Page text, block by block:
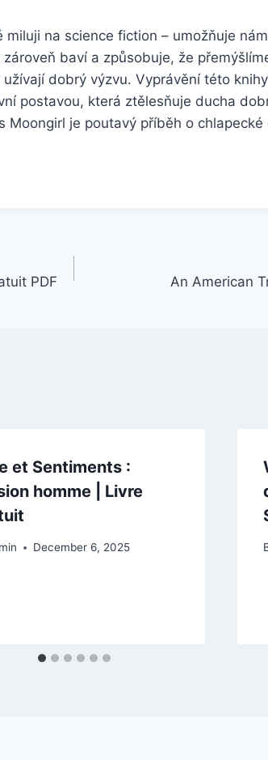
na science fiction – umožňuje
baví a způsobuje, že
dobrý výzvu. Vyprávění této
postavou, která ztělesňuje ducha
Moongirl je poutavý příběh o
PDF An American
et Sentiments :
homme | Livre
December 6, 2025